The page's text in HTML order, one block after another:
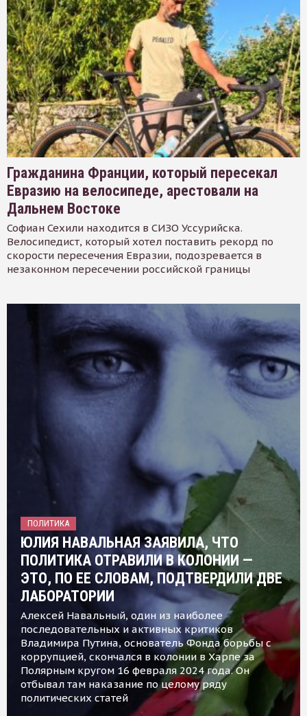
Гражданина Франции, который пересекал
Евразию на велосипеде, арестовали на
Дальнем Востоке
Софиан Сехили находится в СИЗО Уссурийска.
Велосипедист, который хотел поставить рекорд по
скорости пересечения Евразии, подозревается в
незаконном пересечении российской границы
ПОЛИТИКА
ЮЛИЯ НАВАЛЬНАЯ ЗАЯВИЛА, ЧТО
ПОЛИТИКА ОТРАВИЛИ В КОЛОНИИ —
ЭТО, ПО ЕЕ СЛОВАМ, ПОДТВЕРДИЛИ ДВЕ
ЛАБОРАТОРИИ
Алексей Навальный, один из наиболее
последовательных и активных критиков
Владимира Путина, основатель Фонда борьбы с
коррупцией, скончался в колонии в Харпе за
Полярным кругом 16 февраля 2024 года. Он
отбывал там наказание по целому ряду
политических статей